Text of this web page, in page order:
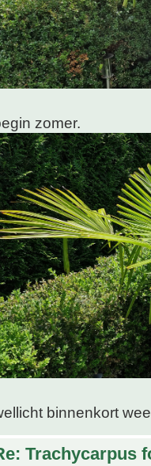
zomer.
binnenkort
Trachycarpus